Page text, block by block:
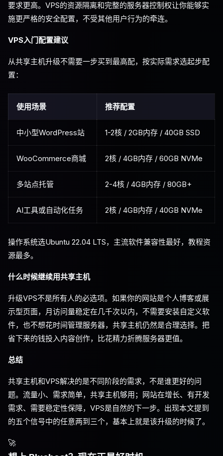
要求更高。VPS的资源隔离和完整的服务器控制权让你能够实
施更严格的安全配置，不受其他用户行为的牵连。
VPS入门配置建议
从共享主机升级不需要一步买到最高配，按实际需求选起步配
置：
使用场景 推荐配置
中小型WordPress站 1-2核 / 2GB内存 / 40GB SSD
WooCommerce商城 2核 / 4GB内存 / 60GB NVMe
多站点托管 2-4核 / 4GB内存 / 80GB+
AI工具或自动化任务 2核 / 4GB内存 / 40GB NVMe
操作系统选Ubuntu 22.04 LTS，主流软件兼容性最好，教程资
源最多。
什么时候继续用共享主机
升级VPS不是所有人的必选项。如果你的网站是个人博客或展
示型页面，月访问量稳定在几千次以内，不需要安装自定义软
件，也不想花时间管理服务器，共享主机仍然是合理选择。把
省下来的钱投入内容创作，比花精力折腾服务器更值。
总结
共享主机和VPS解决的是不同阶段的需求，不是谁更好的问
题。流量小、需求简单，共享主机够用；网站在增长、有开发
需求、需要稳定性保障，VPS是自然的下一步。出现本文提到
的五个信号中的任意两到三个，基本上就是该升级的时候了。
🚀